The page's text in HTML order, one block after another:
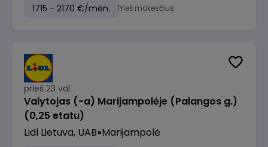
1715 - 2170 €/mėn. Prieš mokesčius
prieš 23 val.
Valytojas (-a) Marijampolėje (Palangos g.)
(0,25 etatu)
Lidl Lietuva, UAB Marijampolė